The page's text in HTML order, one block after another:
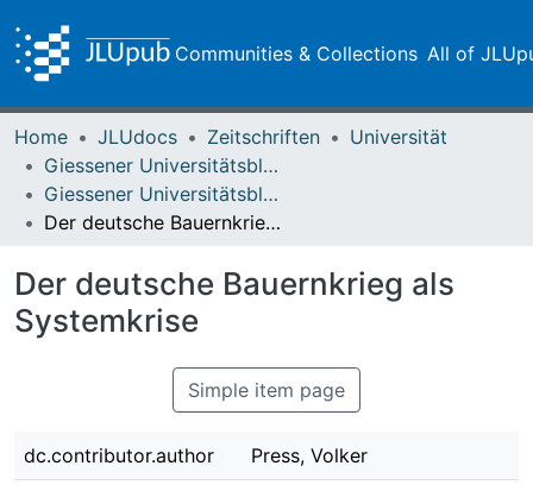
Communities & Collections All of
Home JLUdocs Zeitschriften
Universität
Giessener Universitätsblätter
Giessener Universitätsblätter 11 (1978) Heft 2
Der deutsche Bauernkrieg als Systemkrise
Der deutsche Bauernkrieg als
Systemkrise
Simple item page
dc.contributor.author Press, Volker